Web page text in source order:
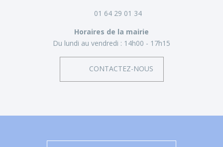
01 64 29 01 34
Horaires de la mairie
Du lundi au vendredi : 14h00 - 17h15
CONTACTEZ-NOUS